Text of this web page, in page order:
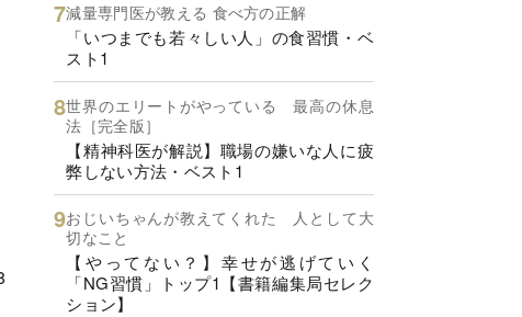
減量専門医が教える 食べ方の正解
「いつまでも若々しい人」の食習慣・ベ
スト1
世界のエリートがやっている 最高の休息
法［完全版］
【精神科医が解説】職場の嫌いな人に疲
弊しない方法・ベスト1
おじいちゃんが教えてくれた 人として大
切なこと
【やってない？】幸せが逃げていく
「NG習慣」トップ1【書籍編集局セレク
ション】